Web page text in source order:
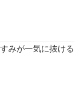
みが一気に抜ける